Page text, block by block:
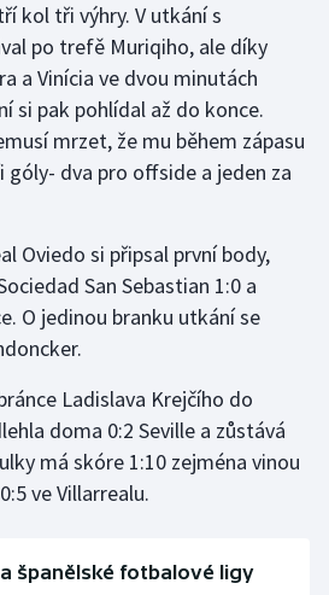
kol tři výhry. V utkání s
po trefě Muriqiho, ale díky
a Vinícia ve dvou minutách
si pak pohlídal až do konce.
mrzet, že mu během zápasu
góly- dva pro offside a jeden za
Oviedo si připsal první body,
San Sebastian 1:0 a
O jedinou branku utkání se
Ladislava Krejčího do
doma 0:2 Seville a zůstává
má skóre 1:10 zejména vinou
ve Villarrealu.
španělské fotbalové ligy